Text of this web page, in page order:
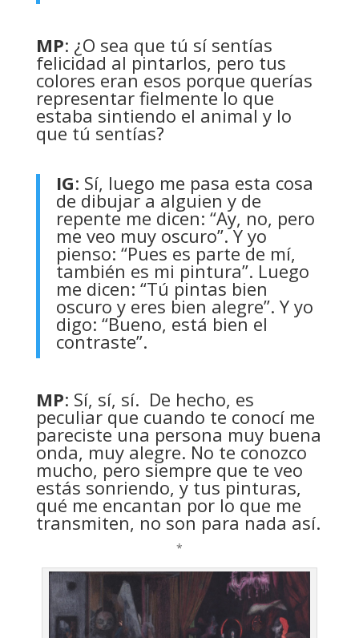
MP: ¿O sea que tú sí sentías
felicidad al pintarlos, pero tus
colores eran esos porque querías
representar fielmente lo que
estaba sintiendo el animal y lo
que tú sentías?
IG: Sí, luego me pasa esta cosa
de dibujar a alguien y de
repente me dicen: “Ay, no, pero
me veo muy oscuro”. Y yo
pienso: “Pues es parte de mí,
también es mi pintura”. Luego
me dicen: “Tú pintas bien
oscuro y eres bien alegre”. Y yo
digo: “Bueno, está bien el
contraste”.
MP: Sí, sí, sí. De hecho, es
peculiar que cuando te conocí me
pareciste una persona muy buena
onda, muy alegre. No te conozco
mucho, pero siempre que te veo
estás sonriendo, y tus pinturas,
qué me encantan por lo que me
transmiten, no son para nada así.
*